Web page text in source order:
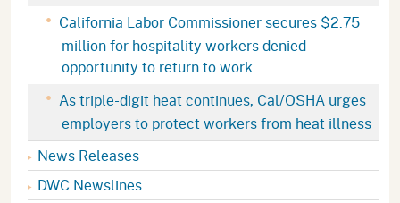
California Labor Commissioner secures $2.75
million for hospitality workers denied
opportunity to return to work
As triple-digit heat continues, Cal/OSHA urges
employers to protect workers from heat illness
News Releases
DWC Newslines